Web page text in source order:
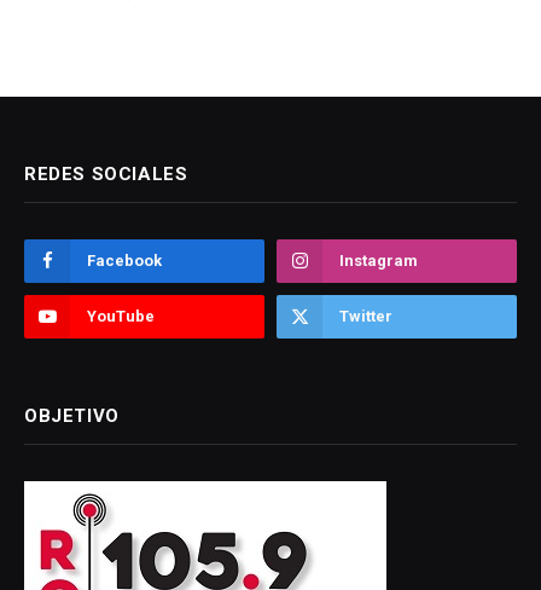
REDES SOCIALES
Facebook Instagram
YouTube Twitter
OBJETIVO